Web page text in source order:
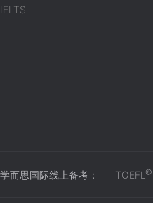
IELTS
学而思国际线上备考： TOEFL ®